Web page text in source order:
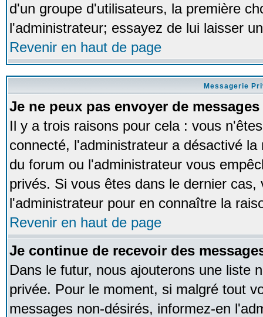
d'un groupe d'utilisateurs, la première
l'administrateur; essayez de lui laisser
Revenir en haut de page
Messagerie
Je ne peux pas envoyer de
Il y a trois raisons pour cela : vous
connecté, l'administrateur a désactivé
du forum ou l'administrateur vous
privés. Si vous êtes dans le dernier
l'administrateur pour en connaître la
Revenir en haut de page
Je continue de recevoir des
Dans le futur, nous ajouterons une liste
privée. Pour le moment, si malgré tout
messages non-désirés, informez-en